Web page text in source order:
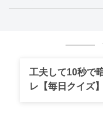
レトロなフローラ
働の中で纏ってい
ケットや無骨なブ
させて。
工夫して10秒で
レ【毎日クイズ】